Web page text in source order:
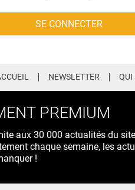
NEWSLETTER QUI
PREMIUM
aux 30 000 actualités du site
chaque semaine, les
!